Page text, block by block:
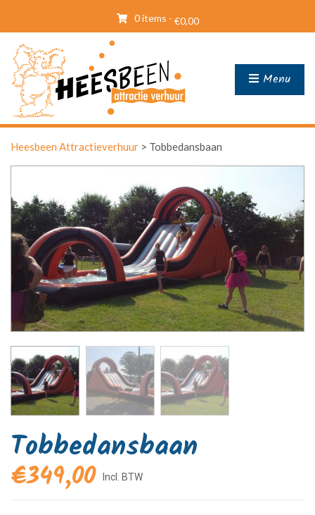
0 items - €0,00
Menu
Heesbeen Attractieverhuur > Tobbedansbaan
Tobbedansbaan
€349,00